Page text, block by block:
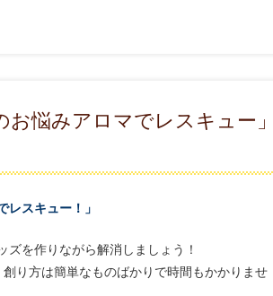
悩みアロマでレスキュー」
レスキュー！」
ズを作りながら解消しましょう！
り方は簡単なものばかりで時間もかかりませ